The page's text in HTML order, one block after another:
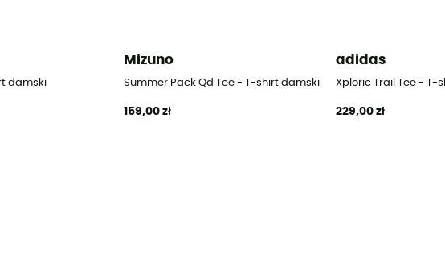
damski
Mizuno
Summer Pack Qd Tee - T-shirt damski
159,00 zł
adidas
Xploric Trail Tee - T-
229,00 zł